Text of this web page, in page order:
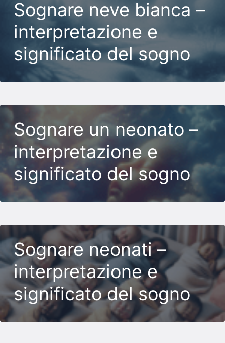
Sognare neve bianca –
interpretazione e
significato del sogno
Sognare un neonato –
interpretazione e
significato del sogno
Sognare neonati –
interpretazione e
significato del sogno